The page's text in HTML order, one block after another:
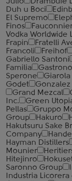
Duh u Boci
El Supremo
Finos
Vodka Worldwide
Frapin
Fratelli
‎Francoli
Freihof
Gabriello Santoni
Familia
Sperone
Giarola
Godet
Gonzalez
Grand Mezcal
Inc.
Green
Pellas
Gruppo
Group
Hakuro
Hakutsuru Sake
Company
Hayman Distillers
Mounier
Hitejinro
Saronno Group
Industria Licorera